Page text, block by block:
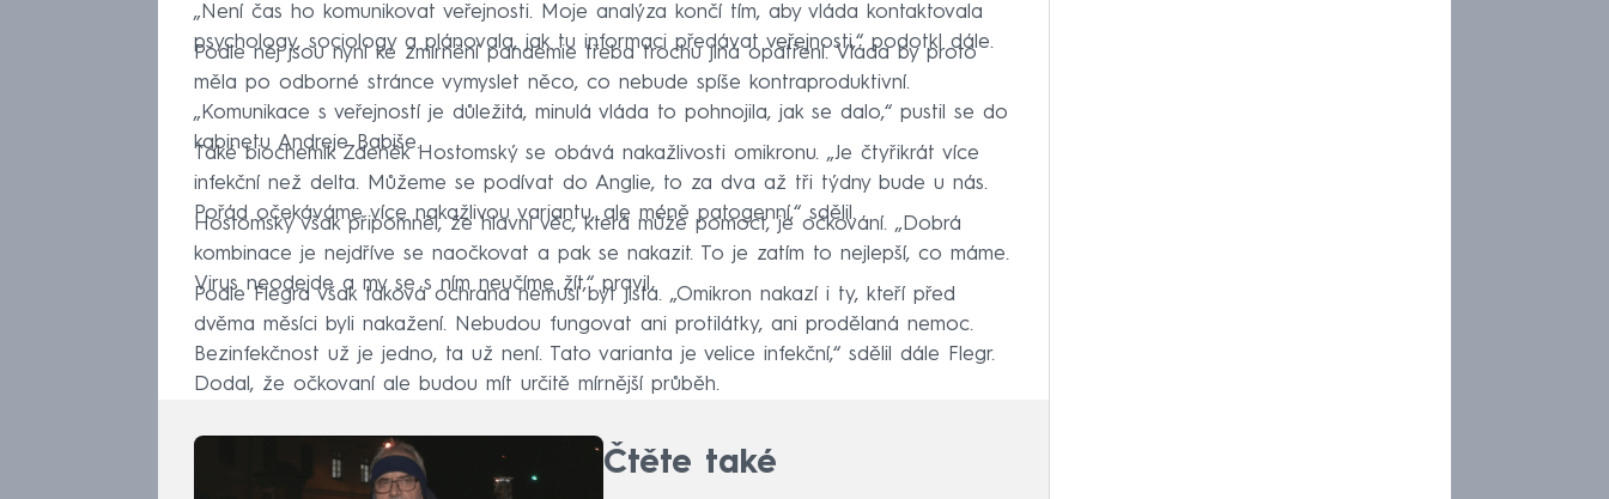
„Není čas ho komunikovat veřejnosti. Moje analýza končí tím, aby vláda kontaktovala
psychology, sociology a plánovala, jak tu informaci předávat veřejnosti,“ podotkl dále.
Podle něj jsou nyní ke zmírnění pandemie třeba trochu jiná opatření. Vláda by proto
měla po odborné stránce vymyslet něco, co nebude spíše kontraproduktivní.
„Komunikace s veřejností je důležitá, minulá vláda to pohnojila, jak se dalo,“ pustil se do
kabinetu Andreje Babiše.
Také biochemik Zdeněk Hostomský se obává nakažlivosti omikronu. „Je čtyřikrát více
infekční než delta. Můžeme se podívat do Anglie, to za dva až tři týdny bude u nás.
Pořád očekáváme více nakažlivou variantu, ale méně patogenní,“ sdělil.
Hostomský však připomněl, že hlavní věc, která může pomoct, je očkování. „Dobrá
kombinace je nejdříve se naočkovat a pak se nakazit. To je zatím to nejlepší, co máme.
Virus neodejde a my se s ním neučíme žít,“ pravil.
Podle Flegra však taková ochrana nemusí být jistá. „Omikron nakazí i ty, kteří před
dvěma měsíci byli nakažení. Nebudou fungovat ani protilátky, ani prodělaná nemoc.
Bezinfekčnost už je jedno, ta už není. Tato varianta je velice infekční,“ sdělil dále Flegr.
Dodal, že očkovaní ale budou mít určitě mírnější průběh.
Čtěte také